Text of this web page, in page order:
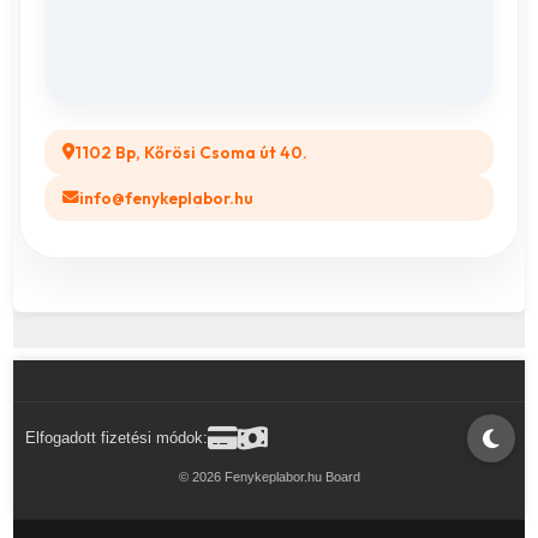
1102 Bp, Kőrösi Csoma út 40.
info@fenykeplabor.hu
Elfogadott fizetési módok:
© 2026 Fenykeplabor.hu Board